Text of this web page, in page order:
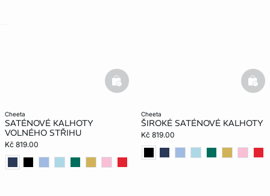
cheeta
SATÉNOVÉ KALHOTY
VOLNÉHO STŘIHU
Kč 819.00
basketfull
cheeta
ŠIROKÉ SATÉNOVÉ KALHOTY
Kč 819.00